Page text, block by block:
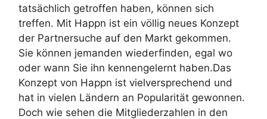
tatsächlich getroffen haben, können sich
treffen. Mit Happn ist ein völlig neues Konzept
der Partnersuche auf den Markt gekommen.
Sie können jemanden wiederfinden, egal wo
oder wann Sie ihn kennengelernt haben.Das
Konzept von Happn ist vielversprechend und
hat in vielen Ländern an Popularität gewonnen.
Doch wie sehen die Mitgliederzahlen in den